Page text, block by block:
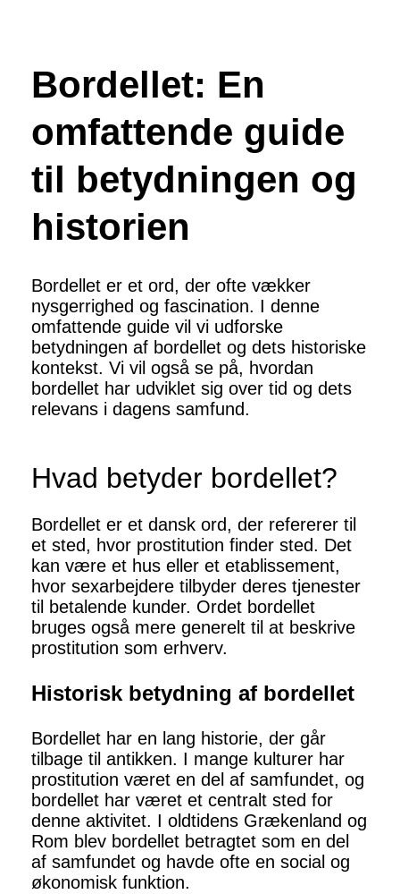
Bordellet: En
omfattende guide
til betydningen og
historien
Bordellet er et ord, der ofte vækker
nysgerrighed og fascination. I denne
omfattende guide vil vi udforske
betydningen af bordellet og dets historiske
kontekst. Vi vil også se på, hvordan
bordellet har udviklet sig over tid og dets
relevans i dagens samfund.
Hvad betyder bordellet?
Bordellet er et dansk ord, der refererer til
et sted, hvor prostitution finder sted. Det
kan være et hus eller et etablissement,
hvor sexarbejdere tilbyder deres tjenester
til betalende kunder. Ordet bordellet
bruges også mere generelt til at beskrive
prostitution som erhverv.
Historisk betydning af bordellet
Bordellet har en lang historie, der går
tilbage til antikken. I mange kulturer har
prostitution været en del af samfundet, og
bordellet har været et centralt sted for
denne aktivitet. I oldtidens Grækenland og
Rom blev bordellet betragtet som en del
af samfundet og havde ofte en social og
økonomisk funktion.